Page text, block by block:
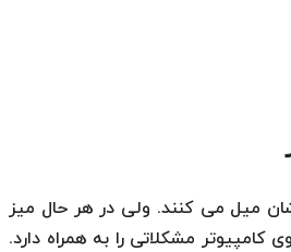
میل می کنند. ولی در هر حال میز
مشکلاتی را به همراه دارد.